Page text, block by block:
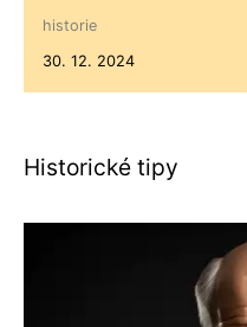
historie
30. 12. 2024
Historické tipy